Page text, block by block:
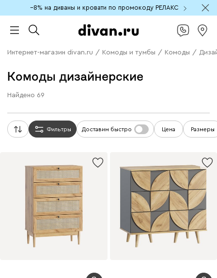
−8% на диваны и кровати по промокоду РЕЛАКС
Интернет-магазин divan.ru / Комоды и тумбы / Комоды /
Комоды дизайнерские
Найдено 69
Фильтры Доставим быстро Цена Размеры